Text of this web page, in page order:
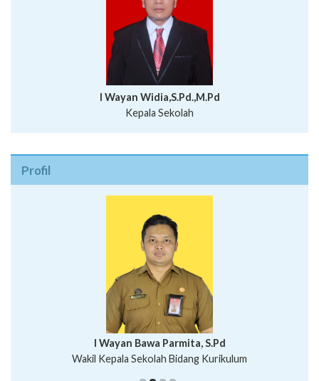
I Wayan Widia,S.Pd.,M.Pd
Kepala Sekolah
Profil
Putu Suhartana, S.Pd.
I Wayan Bawa Parmita, S.Pd
Wakil Kepala Sekolah Bidang Kurikulum
I Wayan Gede Aditya Pratita, S.Pd., M.Sn
Wakil Kepala Sekolah Bidang Kesiswaan
Ni Wayan Nopi Sutantri, S.Pd.